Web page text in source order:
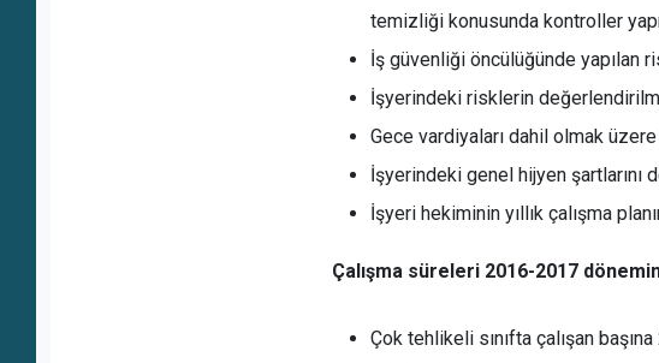
temizliği konusunda kontroller
İş güvenliği öncülüğünde yapılan
İşyerindeki risklerin
Gece vardiyaları dahil olmak
İşyerindeki genel hijyen şartlarını
İşyeri hekiminin yıllık çalışma
Çalışma süreleri 2016-2017
Çok tehlikeli sınıfta çalışan